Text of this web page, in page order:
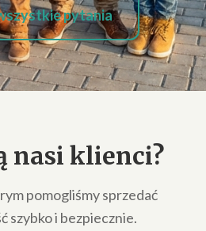
pytania
nasi klienci?
pomogliśmy sprzedać
szybko i bezpiecznie.